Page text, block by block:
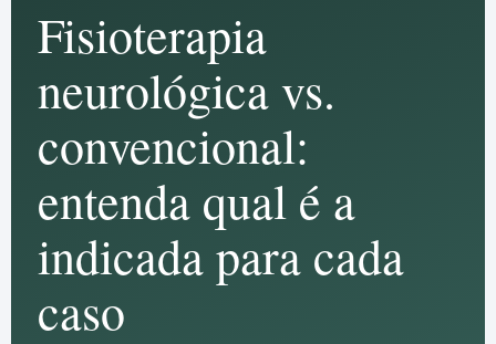
Fisioterapia
neurológica vs.
convencional:
entenda qual é a
indicada para cada
caso